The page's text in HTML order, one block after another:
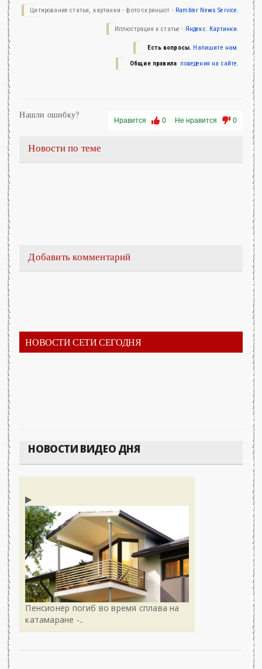
Цитирование статьи, картинки - фото скриншот - Rambler News Service.
Иллюстрация к статье - Яндекс. Картинки.
Есть вопросы. Напишите нам.
Общие правила поведения на сайте.
Нравится 0 Не нравится 0
Нашли ошибку?
Новости по теме
Добавить комментарий
НОВОСТИ СЕТИ СЕГОДНЯ
НОВОСТИ ВИДЕО ДНЯ
Пенсионер погиб во время сплава на
катамаране -..